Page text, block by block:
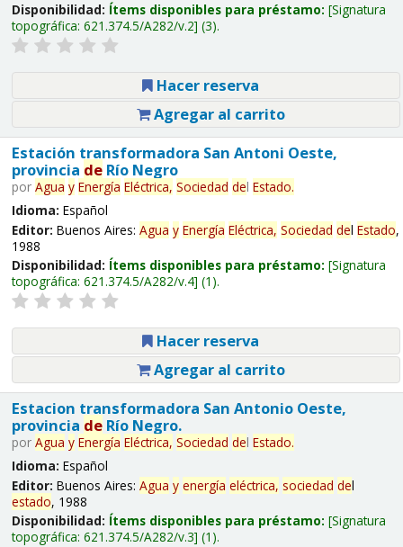
Disponibilidad: Ítems disponibles para préstamo: Signatura
topográfica: 621.374.5/A282/v.2 (3).
Hacer reserva
Agregar al carrito
Estación transformadora San Antoni Oeste,
provincia deRío Negro
por Agua y Energía Eléctrica, Sociedad del Estado.
Idioma: Español
Editor: Buenos Aires: Agua y Energía Eléctrica, Sociedad del Estado,
1988
Disponibilidad: Ítems disponibles para préstamo: Signatura
topográfica: 621.374.5/A282/v.4 (1).
Hacer reserva
Agregar al carrito
Estacion transformadora San Antonio Oeste,
provincia deRío Negro.
por Agua y Energía Eléctrica, Sociedad del Estado.
Idioma: Español
Editor: Buenos Aires: Agua y energía eléctrica, sociedad del
estado, 1988
Disponibilidad: Ítems disponibles para préstamo: Signatura
topográfica: 621.374.5/A282/v.3 (1).